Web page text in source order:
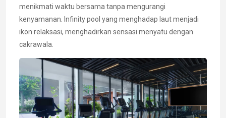
menikmati waktu bersama tanpa mengurangi
kenyamanan. Infinity pool yang menghadap laut menjadi
ikon relaksasi, menghadirkan sensasi menyatu dengan
cakrawala.